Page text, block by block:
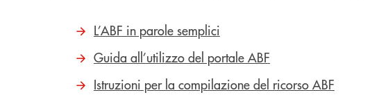
L’ABF in parole semplici
Guida all’utilizzo del portale ABF
Istruzioni per la compilazione del ricorso ABF